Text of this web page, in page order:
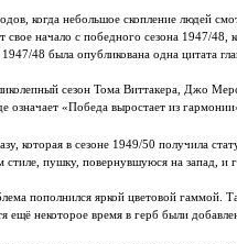
когда небольшое скопление людей
начало с победного сезона 1947/48,
48 была опубликована одна цитата
сезон Тома Виттакера, Джо
означает «Победа выростает из
которая в сезоне 1949/50 получила
стиле, пушку, повернувшуюся на запад, и
пополнился яркой цветовой гаммой.
некоторое время в герб были